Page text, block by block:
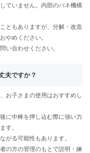
ていません。内部のバネ機構
ともありますが、分解・改造
やめください。
い合わせください。
夫ですか？
お子さまの使用はおすすめし
に中棒を押し込む際に強い力
す。
がる可能性もあります。
の方の管理のもとで説明・練